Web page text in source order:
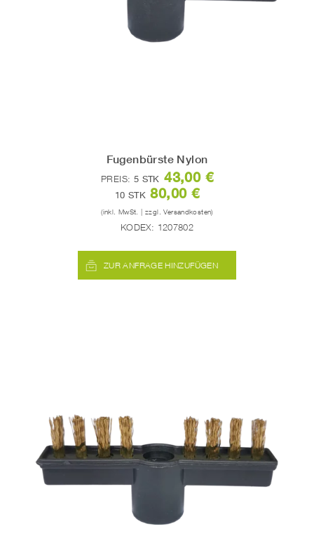
Fugenbürste Nylon
PREIS: 5 STK 43,00 €
10 STK 80,00 €
(inkl. MwSt. | zzgl. Versandkosten)
KODEX: 1207802
ZUR ANFRAGE HINZUFÜGEN